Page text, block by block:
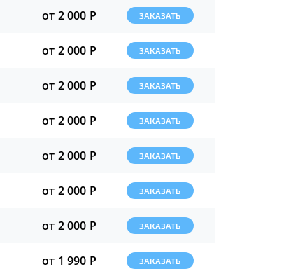
от 2 000Р ЗАКАЗАТЬ
от 2 000Р ЗАКАЗАТЬ
от 2 000Р ЗАКАЗАТЬ
от 2 000Р ЗАКАЗАТЬ
от 2 000Р ЗАКАЗАТЬ
от 2 000Р ЗАКАЗАТЬ
от 2 000Р ЗАКАЗАТЬ
от 1 990Р ЗАКАЗАТЬ